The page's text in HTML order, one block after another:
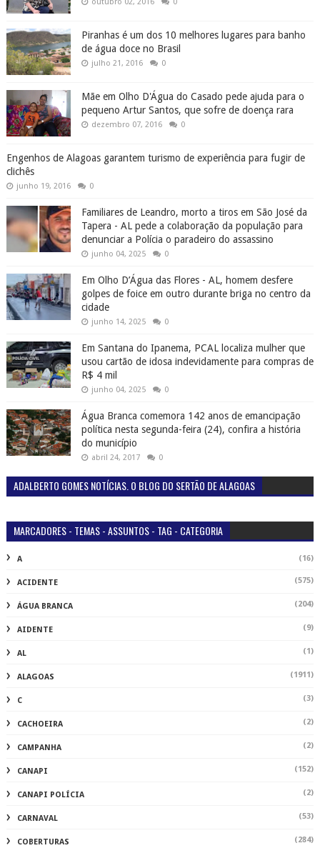
Piranhas é um dos 10 melhores lugares para banho
de água doce no Brasil
julho 21, 2016 0
Mãe em Olho D'Água do Casado pede ajuda para o
pequeno Artur Santos, que sofre de doença rara
dezembro 07, 2016 0
Engenhos de Alagoas garantem turismo de experiência para fugir de
clichês
junho 19, 2016 0
Familiares de Leandro, morto a tiros em São José da
Tapera - AL pede a colaboração da população para
denunciar a Polícia o paradeiro do assassino
junho 04, 2025 0
Em Olho D’Água das Flores - AL, homem desfere
golpes de foice em outro durante briga no centro da
cidade
junho 14, 2025 0
Em Santana do Ipanema, PCAL localiza mulher que
usou cartão de idosa indevidamente para compras de
R$ 4 mil
junho 04, 2025 0
Água Branca comemora 142 anos de emancipação
política nesta segunda-feira (24), confira a história
do município
abril 24, 2017 0
ADALBERTO GOMES NOTÍCIAS. O BLOG DO SERTÃO DE ALAGOAS
MARCADORES - TEMAS - ASSUNTOS - TAG - CATEGORIA
A (16)
ACIDENTE (575)
ÁGUA BRANCA (204)
AIDENTE (9)
AL (1)
ALAGOAS (1911)
C (3)
CACHOEIRA (2)
CAMPANHA (2)
CANAPI (152)
CANAPI POLÍCIA (2)
CARNAVAL (53)
COBERTURAS (284)